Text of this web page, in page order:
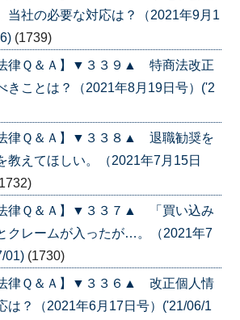
当社の必要な対応は？（2021年9月1
(1739)
法律Ｑ＆Ａ】▼３３９▲ 特商法改正
きことは？（2021年8月19日号）('2
法律Ｑ＆Ａ】▼３３８▲ 退職勧奨を
教えてほしい。（2021年7月15日
法律Ｑ＆Ａ】▼３３７▲ 「買い込み
クレームが入ったが…。（2021年7
01) (1730)
法律Ｑ＆Ａ】▼３３６▲ 改正個人情
は？（2021年6月17日号）('21/06/1